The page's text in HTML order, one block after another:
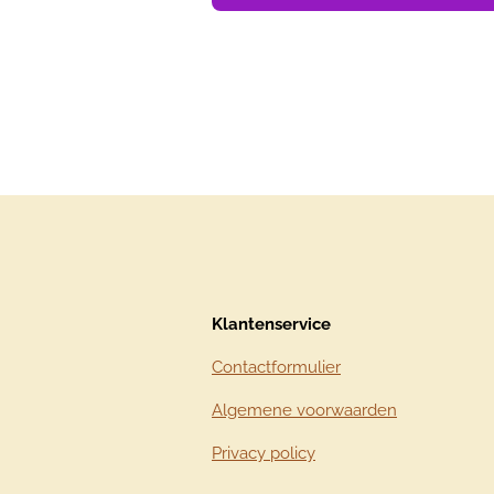
Klantenservice
Contactformulier
Algemene voorwaarden
Privacy policy